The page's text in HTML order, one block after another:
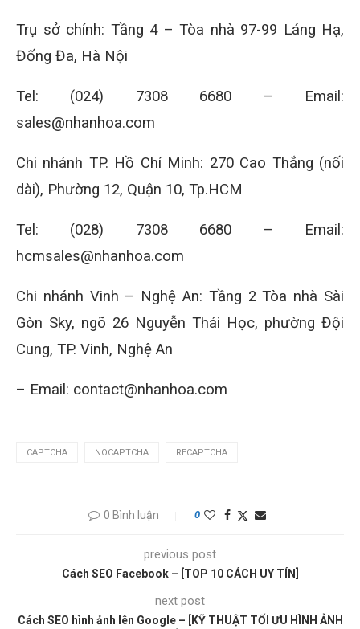
Trụ sở chính: Tầng 4 – Tòa nhà 97-99 Láng Hạ,
Đống Đa, Hà Nội
Tel: (024) 7308 6680 – Email:
sales@nhanhoa.com
Chi nhánh TP. Hồ Chí Minh: 270 Cao Thắng (nối
dài), Phường 12, Quận 10, Tp.HCM
Tel: (028) 7308 6680 – Email:
hcmsales@nhanhoa.com
Chi nhánh Vinh – Nghệ An: Tầng 2 Tòa nhà Sài
Gòn Sky, ngõ 26 Nguyễn Thái Học, phường Đội
Cung, TP. Vinh, Nghệ An
– Email: contact@nhanhoa.com
CAPTCHA NOCAPTCHA RECAPTCHA
0 Bình luận 0
previous post
Cách SEO Facebook – [TOP 10 CÁCH UY TÍN]
next post
Cách SEO hình ảnh lên Google – [KỸ THUẬT TỐI ƯU HÌNH ẢNH